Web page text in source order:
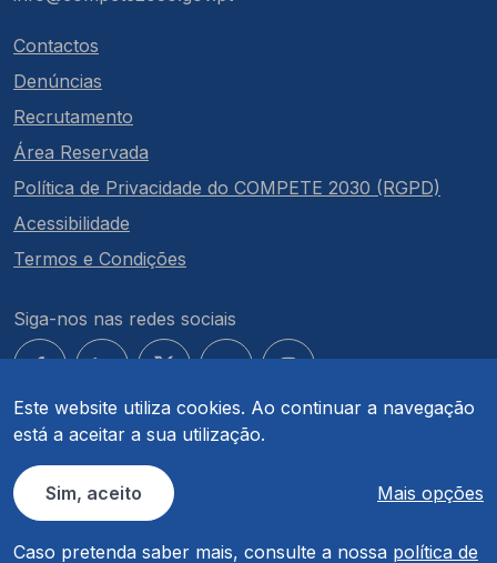
Este website utiliza cookies. Ao continuar a navegação
está a aceitar a sua utilização.
Sim, aceito Mais opções
Caso pretenda saber mais, consulte a nossa política de
Contactos
Denúncias
Recrutamento
Área Reservada
Política de Privacidade do COMPETE 2030 (RGPD)
Acessibilidade
Termos e Condições
Siga-nos nas redes sociais
© COMPETE 2030. Todos os direitos reservados.